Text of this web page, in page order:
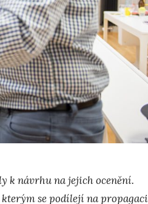
k návrhu na jejich ocenění.
se podílejí na propagaci